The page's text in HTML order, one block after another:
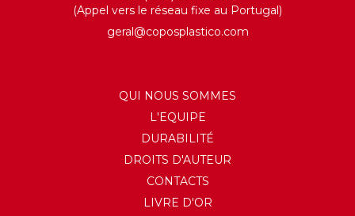
(Appel vers le réseau fixe au Portugal)
geral@coposplastico.com
QUI NOUS SOMMES
L'EQUIPE
DURABILITÉ
DROITS D'AUTEUR
CONTACTS
LIVRE D'OR